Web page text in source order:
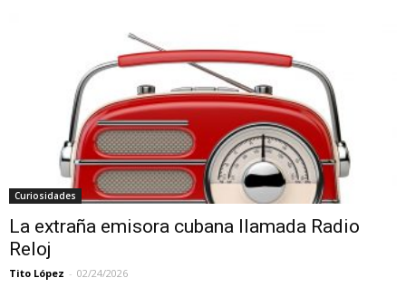
Curiosidades
La extraña emisora cubana llamada Radio
Reloj
Tito López - 02/24/2026